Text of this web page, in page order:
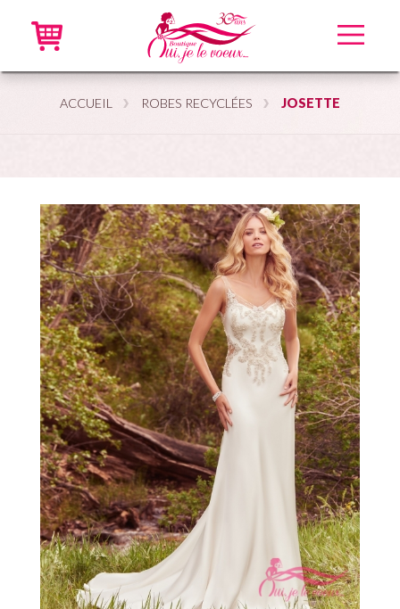
Accessoires
En ligne
VIP
À propos
Conseils
Blogue
Carrière
Contact
ACCUEIL ROBES RECYCLÉES JOSETTE